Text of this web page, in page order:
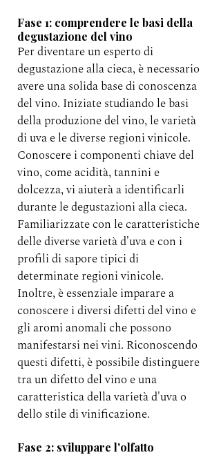
Fase 1: comprendere le basi della
degustazione del vino
Per diventare un esperto di
degustazione alla cieca, è necessario
avere una solida base di conoscenza
del vino. Iniziate studiando le basi
della produzione del vino, le varietà
di uva e le diverse regioni vinicole.
Conoscere i componenti chiave del
vino, come acidità, tannini e
dolcezza, vi aiuterà a identificarli
durante le degustazioni alla cieca.
Familiarizzate con le caratteristiche
delle diverse varietà d'uva e con i
profili di sapore tipici di
determinate regioni vinicole.
Inoltre, è essenziale imparare a
conoscere i diversi difetti del vino e
gli aromi anomali che possono
manifestarsi nei vini. Riconoscendo
questi difetti, è possibile distinguere
tra un difetto del vino e una
caratteristica della varietà d'uva o
dello stile di vinificazione.
Fase 2: sviluppare l'olfatto